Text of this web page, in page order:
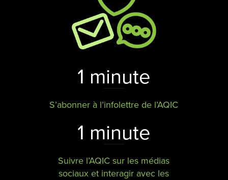
1 minute
S’abonner à l’infolettre de l’AQIC
1 minute
Suivre l’AQIC sur les médias
sociaux et interagir avec les